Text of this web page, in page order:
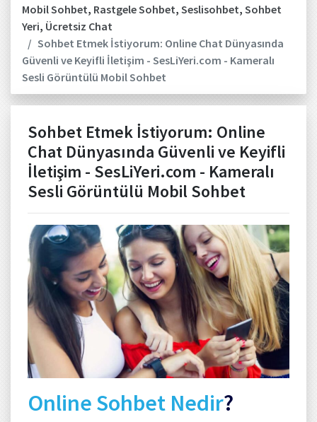
Mobil Sohbet, Rastgele Sohbet, Seslisohbet, Sohbet
Yeri, Ücretsiz Chat
Sohbet Etmek İstiyorum: Online Chat Dünyasında
Güvenli ve Keyifli İletişim - SesLiYeri.com - Kameralı
Sesli Görüntülü Mobil Sohbet
Sohbet Etmek İstiyorum: Online
Chat Dünyasında Güvenli ve Keyifli
İletişim - SesLiYeri.com - Kameralı
Sesli Görüntülü Mobil Sohbet
Online Sohbet Nedir?